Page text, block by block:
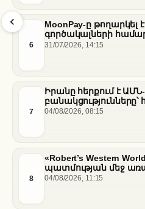
6
MoonPay-ը թողարկել
գործակալների
ֆինանսական
31/07/2026, 14:15
7
Իրանը հերքում է
միջնորդությամբ
04/08/2026, 08:15
8
«Robert’s Western
պատմության մեջ
«Nissan Stadium»
04/08/2026, 11:15